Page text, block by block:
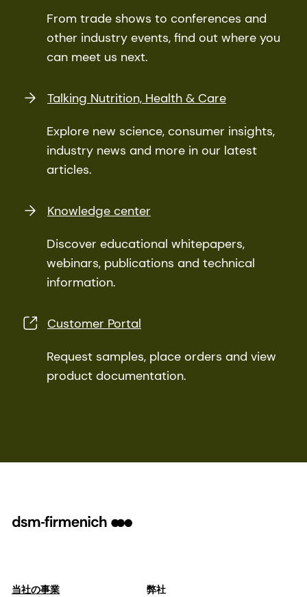
From trade shows to conferences and
other industry events, find out where you
can meet us next.
Talking Nutrition, Health & Care
Explore new science, consumer insights,
industry news and more in our latest
articles.
Knowledge center
Discover educational whitepapers,
webinars, publications and technical
information.
Customer Portal
Request samples, place orders and view
product documentation.
当社の事業 弊社